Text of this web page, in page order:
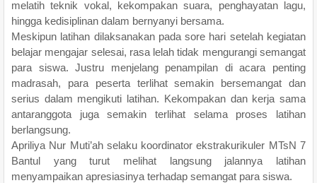
melatih teknik vokal, kekompakan suara, penghayatan lagu,
hingga kedisiplinan dalam bernyanyi bersama.
Meskipun latihan dilaksanakan pada sore hari setelah kegiatan
belajar mengajar selesai, rasa lelah tidak mengurangi semangat
para siswa. Justru menjelang penampilan di acara penting
madrasah, para peserta terlihat semakin bersemangat dan
serius dalam mengikuti latihan. Kekompakan dan kerja sama
antaranggota juga semakin terlihat selama proses latihan
berlangsung.
Apriliya Nur Muti’ah selaku koordinator ekstrakurikuler MTsN 7
Bantul yang turut melihat langsung jalannya latihan
menyampaikan apresiasinya terhadap semangat para siswa.